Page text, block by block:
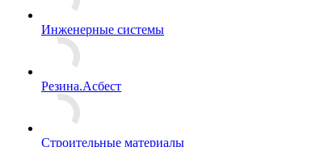
Инженерные системы
Резина.Асбест
Строительные материалы